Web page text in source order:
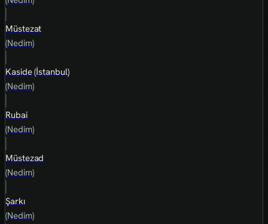
Müstezat
(Nedim)
Kaside (İstanbul)
(Nedim)
Rubai
(Nedim)
Müstezad
(Nedim)
Şarkı
(Nedim)